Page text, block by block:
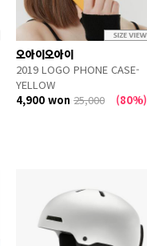
오아이오아이
2019 LOGO PHONE CASE-
YELLOW
4,900 won 25,000 (80%)